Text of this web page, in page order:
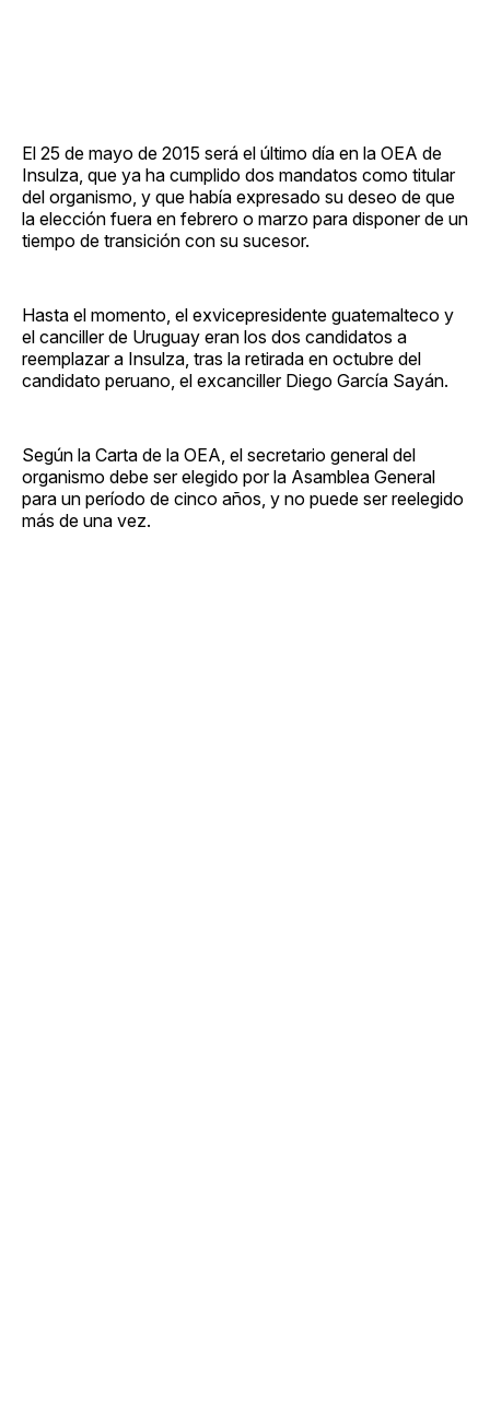
El 25 de mayo de 2015 será el último día en la OEA de
Insulza, que ya ha cumplido dos mandatos como titular
del organismo, y que había expresado su deseo de que
la elección fuera en febrero o marzo para disponer de un
tiempo de transición con su sucesor.
Hasta el momento, el exvicepresidente guatemalteco y
el canciller de Uruguay eran los dos candidatos a
reemplazar a Insulza, tras la retirada en octubre del
candidato peruano, el excanciller Diego García Sayán.
Según la Carta de la OEA, el secretario general del
organismo debe ser elegido por la Asamblea General
para un período de cinco años, y no puede ser reelegido
más de una vez.